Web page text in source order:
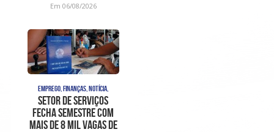
Em 06/08/2026
EMPREGO, FINANÇAS, NOTÍCIA,
Setor de serviços
fecha semestre com
mais de 8 mil vagas de